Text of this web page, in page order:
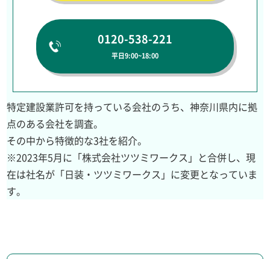
0120-538-221
平日9:00~18:00
特定建設業許可を持っている会社のうち、神奈川県内に拠
点のある会社を調査。
その中から特徴的な3社を紹介。
※2023年5月に「株式会社ツツミワークス」と合併し、現
在は社名が「日装・ツツミワークス」に変更となっていま
す。